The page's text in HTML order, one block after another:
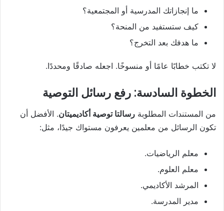
ما إنجازاتك المدرسية أو المجتمعية؟
كيف ستستفيد من المنحة؟
ما هدفك بعد التخرج؟
لا تكتب خطابًا عامًا أو منسوخًا. اجعله صادقًا ومحددًا.
الخطوة السادسة: رفع رسائل التوصية
من المستندات المطلوبة رسالتا توصية أكاديميتان. الأفضل أن
تكون الرسائل من معلمين يعرفون مستواك جيدًا، مثل:
معلم الرياضيات.
معلم العلوم.
المرشد الأكاديمي.
مدير المدرسة.